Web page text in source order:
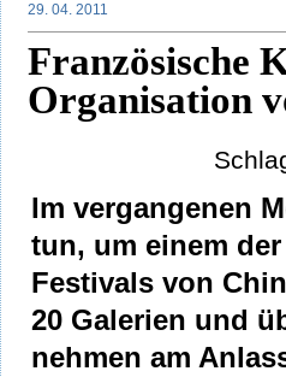
29. 04. 2011
Französische
Organisation
Im vergangenen
tun, um einem
Festivals von
20 Galerien und
nehmen am